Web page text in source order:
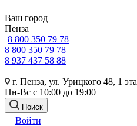
Ваш город
Пенза
8 800 350 79 78
8 800 350 79 78
8 937 437 58 88
г. Пенза, ул. Урицкого 48, 1
Пн-Вс с 10:00 до 19:00
Поиск
Войти